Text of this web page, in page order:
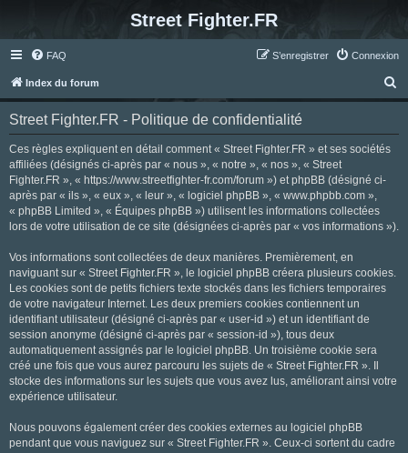
Street Fighter.FR
FAQ Connexion
S’enregistrer
Index du forum
e
Street Fighter.FR - Politique de confidentialité
Ces règles expliquent en détail comment « Street Fighter.FR » et ses sociétés
affiliées (désignés ci-après par « nous », « notre », « nos », « Street
Fighter.FR », « https://www.streetfighter-fr.com/forum ») et phpBB (désigné ci-
après par « ils », « eux », « leur », « logiciel phpBB », « www.phpbb.com »,
« phpBB Limited », « Équipes phpBB ») utilisent les informations collectées
lors de votre utilisation de ce site (désignées ci-après par « vos informations »).
Vos informations sont collectées de deux manières. Premièrement, en
naviguant sur « Street Fighter.FR », le logiciel phpBB créera plusieurs cookies.
Les cookies sont de petits fichiers texte stockés dans les fichiers temporaires
de votre navigateur Internet. Les deux premiers cookies contiennent un
identifiant utilisateur (désigné ci-après par « user-id ») et un identifiant de
session anonyme (désigné ci-après par « session-id »), tous deux
automatiquement assignés par le logiciel phpBB. Un troisième cookie sera
créé une fois que vous aurez parcouru les sujets de « Street Fighter.FR ». Il
stocke des informations sur les sujets que vous avez lus, améliorant ainsi votre
expérience utilisateur.
Nous pouvons également créer des cookies externes au logiciel phpBB
pendant que vous naviguez sur « Street Fighter.FR ». Ceux-ci sortent du cadre